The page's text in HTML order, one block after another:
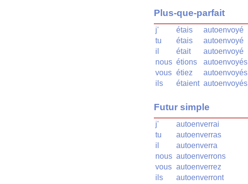
Plus-que-parfait
j' étais
autoenvoyé
tu
étais
autoenvoyé
il
était
autoenvoyé
nous étions
autoenvoyés
vous étiez
autoenvoyés
ils
étaient autoenvoyés
Futur simple
j'
autoenverrai
tu
autoenverras
il
autoenverra
nous autoenverrons
vous autoenverrez
ils
autoenverront